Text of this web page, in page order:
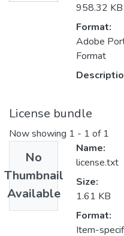
958.32 KB
Format:
Adobe
Format
License bundle
Now showing 1 - 1 of 1
No
Thumbnail
Available
Name:
license.txt
Size:
1.61 KB
Format:
Item-